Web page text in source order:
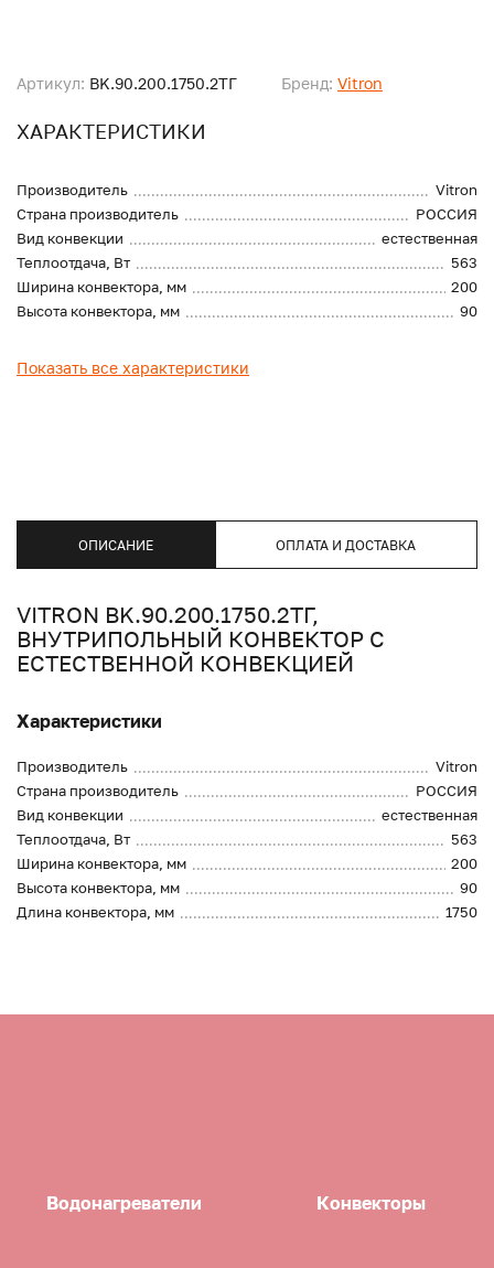
Артикул: BK.90.200.1750.2ТГ Бренд: Vitron
ХАРАКТЕРИСТИКИ
Производитель
Vitron
Страна производитель
РОССИЯ
Вид конвекции
естественная
Теплоотдача, Вт
563
Ширина конвектора, мм
200
Высота конвектора, мм
90
Показать все характеристики
ОПИСАНИЕ ОПЛАТА И ДОСТАВКА
VITRON BK.90.200.1750.2ТГ,
ВНУТРИПОЛЬНЫЙ КОНВЕКТОР С
ЕСТЕСТВЕННОЙ КОНВЕКЦИЕЙ
Характеристики
Производитель
Vitron
Страна производитель
РОССИЯ
Вид конвекции
естественная
Теплоотдача, Вт
563
Ширина конвектора, мм
200
Высота конвектора, мм
90
Длина конвектора, мм
1750
Водонагреватели Конвекторы